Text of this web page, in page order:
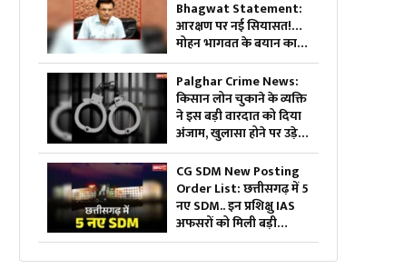
Bhagwat Statement:
आरक्षण पर नई सियासत!…
मोहन भागवत के बयान का
डॉ. लालजी निर्मल ने किया
स्वागत, सपा और अखिलेश
यादव पर साधा निशाना
Palghar Crime News:
किसान लोन चुकाने के व्यक्ति
ने इस बड़ी वारदात को दिया
अंजाम, खुलासा होने पर उड़े
सबके होश
CG SDM New Posting
Order List: छत्तीसगढ़ में 5
नए SDM.. इन प्रशिक्षु IAS
अफसरों को मिली बड़ी
जिम्मेदारी, GAD ने जारी की
पूरी सूची